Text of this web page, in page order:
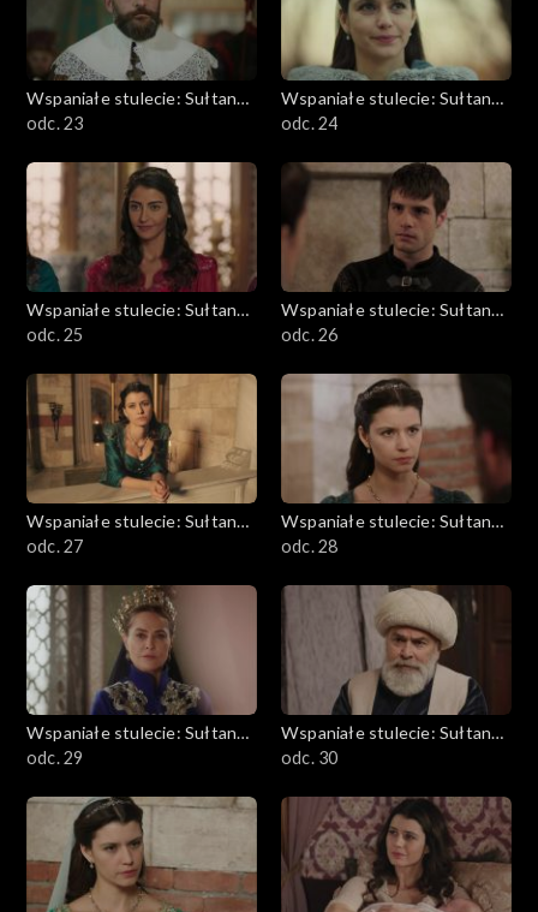
Wspaniałe stulecie: Sułtanka
Kösem
odc. 23
Wspaniałe stulecie: Sułtanka
Kösem
odc. 24
Wspaniałe stulecie: Sułtanka
Kösem
odc. 25
Wspaniałe stulecie: Sułtanka
Kösem
odc. 26
Wspaniałe stulecie: Sułtanka
Kösem
odc. 27
Wspaniałe stulecie: Sułtanka
Kösem
odc. 28
Wspaniałe stulecie: Sułtanka
Kösem
odc. 29
Wspaniałe stulecie: Sułtanka
Kösem
odc. 30